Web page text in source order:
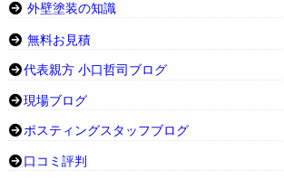
外壁塗装の知識
無料お見積
代表親方 小口哲司ブログ
現場ブログ
ポスティングスタッフブログ
口コミ評判